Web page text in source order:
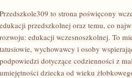
Przedszkole309 to strona poświęcony
edukacji przedszkolnej oraz temu, co
rozwoju: edukacji wczesnoszkolnej. To
tatusiowie, wychowawcy i osoby
podpowiedzi dotyczące codzienności z
umiejętności dziecka od wieku